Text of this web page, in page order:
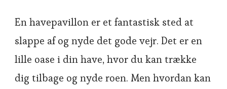
En havepavillon er et fantastisk sted at
slappe af og nyde det gode vejr. Det er en
lille oase i din have, hvor du kan trække
dig tilbage og nyde roen. Men hvordan kan